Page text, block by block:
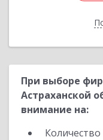
При выборе
Астраханской
внимание на: